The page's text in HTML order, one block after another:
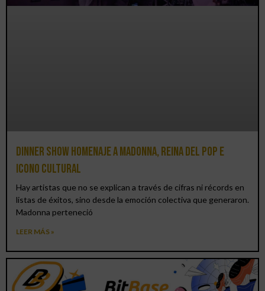
Dinner Show homenaje a Madonna, reina del pop e
icono cultural
Hay artistas que no se explican a través de cifras ni récords en
listas de éxitos, sino desde la emoción colectiva que generaron.
Madonna perteneció
LEER MÁS »